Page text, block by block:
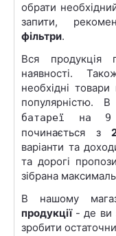
обрати
запити,
фільтри.
Вся продукція
наявності.
необхідні
популярністю. В
батареї на 9
починається з
варіанти та
та дорогі
зібрана
В нашому
продукції - де ви
зробити